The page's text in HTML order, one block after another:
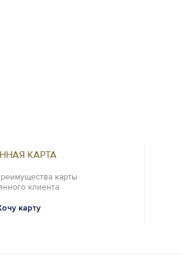
КАРТА
карты
клиента.
карту